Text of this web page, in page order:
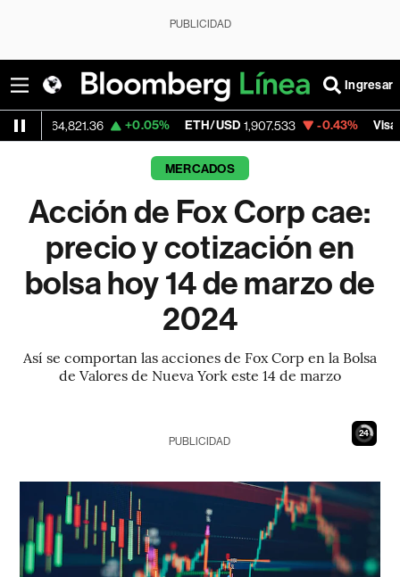
PUBLICIDAD
Ingresar
+0.05% ETH/USD 1,907.533 -0.43% Visa 368.54
MERCADOS
Acción de Fox Corp cae:
precio y cotización en
bolsa hoy 14 de marzo de
2024
Así se comportan las acciones de Fox Corp en la Bolsa
de Valores de Nueva York este 14 de marzo
23
PUBLICIDAD